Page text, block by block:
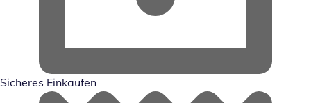
Sicheres Einkaufen